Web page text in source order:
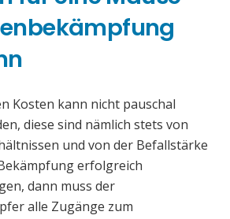
Kosten kann nicht pauschal
diese sind nämlich stets von
und von der Befallstärke
erfolgreich
dann muss der
alle Zugänge zum